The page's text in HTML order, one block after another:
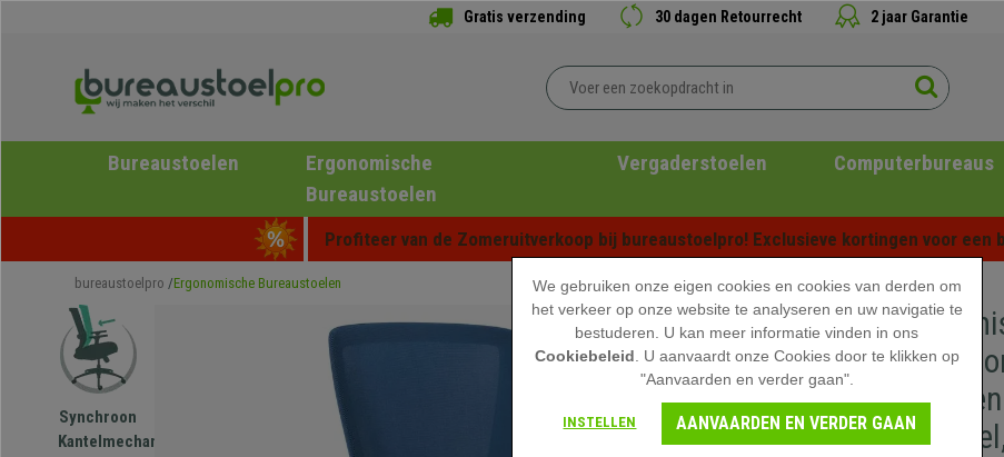
Gratis verzending 30 dagen Retourrecht 2 jaar Garantie
Bureaustoelen
Ergonomische
Bureaustoelen
Vergaderstoelen Computerbureaus
Profiteer van de Zomeruitverkoop bij bureaustoelpro! Exclusieve kortingen voor een
bureaustoelpro Ergonomische Bureaustoelen
Synchroon
Kantelmechanisme
Design
We gebruiken onze eigen cookies en cookies van derden om
het verkeer op onze website te analyseren en uw navigatie te
bestuderen. U kan meer informatie vinden in ons
Cookiebeleid . U aanvaardt onze Cookies door te klikken op
"Aanvaarden en verder gaan".
INSTELLEN AANVAARDEN EN VERDER GAAN